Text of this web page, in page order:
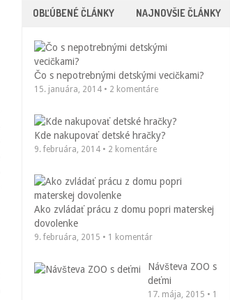
OBĽÚBENÉ ČLÁNKY NAJNOVŠIE ČLÁNKY
Čo s nepotrebnými detskými vecičkami?
15. januára, 2014 • 2 komentáre
Kde nakupovať detské hračky?
9. februára, 2014 • 2 komentáre
Ako zvládať prácu z domu popri materskej
dovolenke
9. februára, 2015 • 1 komentár
Návšteva ZOO s
deťmi
17. mája, 2015 • 1